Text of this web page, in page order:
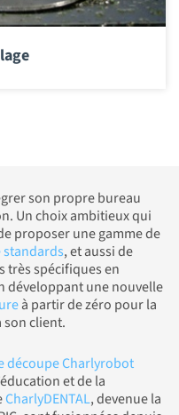
son propre bureau
Un choix ambitieux qui
proposer une gamme de
, et aussi de
très spécifiques en
développant une nouvelle
à partir de zéro pour la
client.
découpe Charlyrobot
et de la
CharlyDENTAL, devenue la